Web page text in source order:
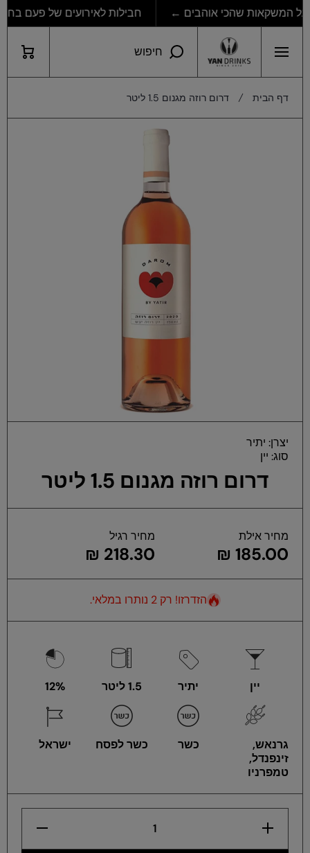
דילוג לתוכן חבילות לאירועים של פעם
חיפוש
עגלת
קניות
דף הבית דרום רוזה מגנום 1.5 ליטר
יצרן: יתיר
סוג: יין
דרום רוזה מגנום 1.5 ליטר
מחיר אילת
185.00 ₪
מחיר רגיל
218.30 ₪
הזדרזו! רק 2 נותרו במלאי.
יין יתיר 1.5 ליטר 12%
גרנאש,
זינפנדל,
טמפרניו
כשר כשר לפסח ישראל
הפחתת
לדרום
הגדלת
כמות
לדרום